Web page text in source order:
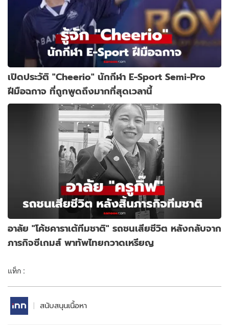
เปิดประวัติ "Cheerio" นักกีฬา E-Sport Semi-Pro
ฝีมือฉกาจ ที่ถูกพูดถึงมากที่สุดเวลานี้
อาลัย "โค้ชคาราเต้ทีมชาติ" รถชนเสียชีวิต หลังกลับจาก
ภารกิจซีเกมส์ พาทัพไทยกวาดเหรียญ
แท็ก :
สนับสนุนเนื้อหา